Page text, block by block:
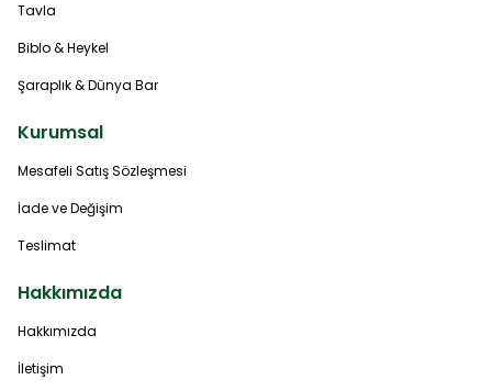
Tavla
Biblo & Heykel
Şaraplık & Dünya Bar
Kurumsal
Mesafeli Satış Sözleşmesi
İade ve Değişim
Teslimat
Hakkımızda
Hakkımızda
İletişim